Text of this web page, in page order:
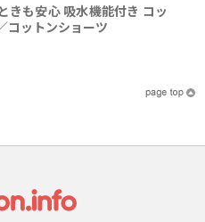
きも安心 吸水機能付き コッ
コットンショーツ